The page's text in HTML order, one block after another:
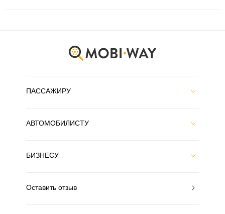
ПАССАЖИРУ
АВТОМОБИЛИСТУ
БИЗНЕСУ
Оставить отзыв